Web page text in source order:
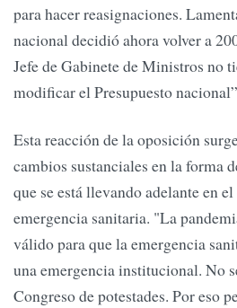
para hacer reasignaciones.
nacional decidió ahora volver a
Jefe de Gabinete de Ministros no
modificar el Presupuesto
Esta reacción de la oposición
cambios sustanciales en la forma
que se está llevando adelante en
emergencia sanitaria. "La
válido para que la emergencia
una emergencia institucional. No
Congreso de potestades. Por eso